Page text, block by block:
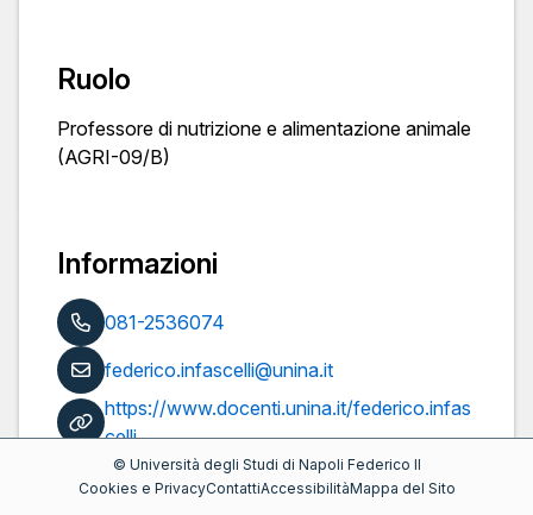
Ruolo
Professore di nutrizione e alimentazione animale
(AGRI-09/B)
Informazioni
081-2536074
federico.infascelli@unina.it
https://www.docenti.unina.it/federico.infas
celli
Pubblicazioni
© Università degli Studi di Napoli Federico II
Cookies e PrivacyContattiAccessibilitàMappa del Sito